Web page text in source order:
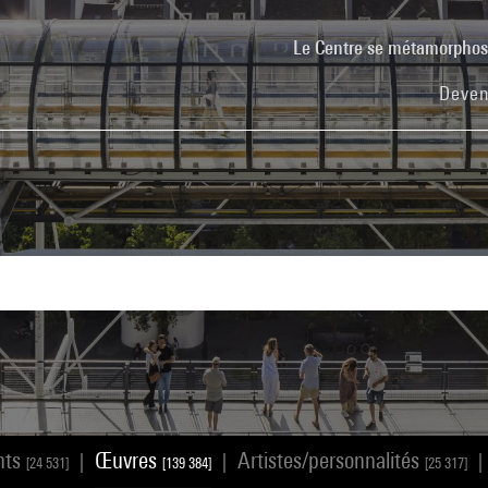
Le Centre se
[24 531] Œuvres [139 384] Artistes/personnalités [25 317]